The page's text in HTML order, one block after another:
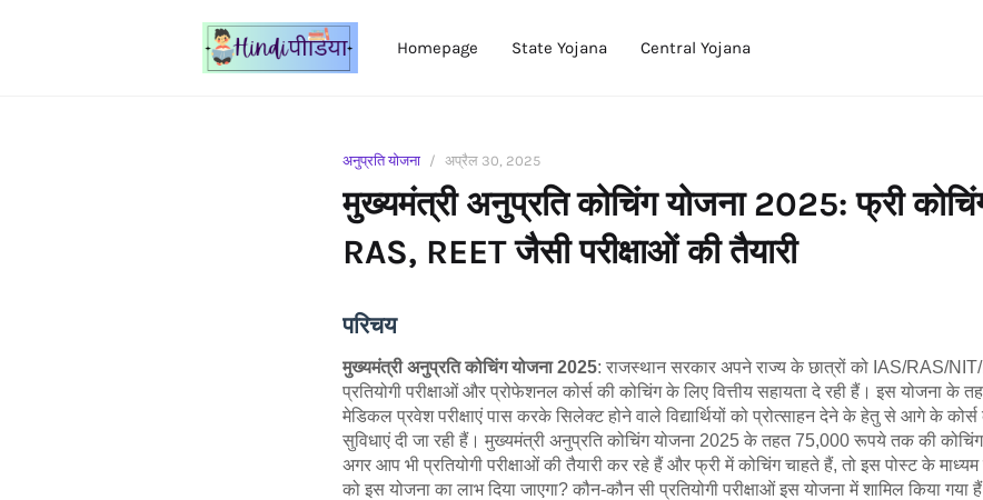
Homepage State Yojana Central Yojana
अनुप्रति योजना अप्रैल 30, 2025
मुख्यमंत्री अनुप्रति कोचिंग योजना 2025: फ्री
RAS, REET जैसी परीक्षाओं की तैयारी
परिचय
मुख्यमंत्री अनुप्रति कोचिंग योजना 2025: राजस्थान सरकार अपने राज्य के छात्रों को IAS/RAS/
प्रतियोगी परीक्षाओं और प्रोफेशनल कोर्स की कोचिंग के लिए वित्तीय सहायता दे रही हैं। इस योजना के
मेडिकल प्रवेश परीक्षाएं पास करके सिलेक्ट होने वाले विद्यार्थियों को प्रोत्साहन देने के हेतु से आगे के
सुविधाएं दी जा रही हैं। मुख्यमंत्री अनुप्रति कोचिंग योजना 2025 के तहत 75,000 रूपये तक की कोचिंग
अगर आप भी प्रतियोगी परीक्षाओं की तैयारी कर रहे हैं और फ्री में कोचिंग चाहते हैं, तो इस पोस्ट के
को इस योजना का लाभ दिया जाएगा? कौन-कौन सी प्रतियोगी परीक्षाओं इस योजना में शामिल किया गया